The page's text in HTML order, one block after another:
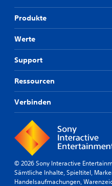
Produkte
Werte
Support
Ressourcen
Verbinden
© 2026 Sony Interactive
Sämtliche Inhalte, Spieltitel,
Handelsaufmachungen,